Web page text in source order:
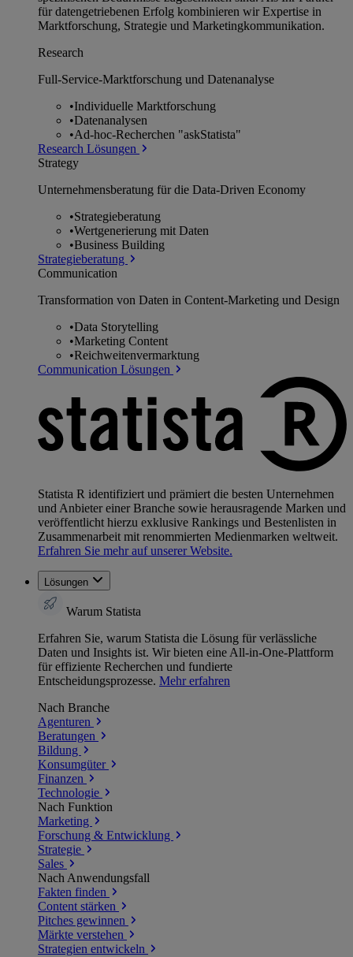
für datengetriebenen Erfolg kombinieren wir Expertise in
Marktforschung, Strategie und Marketingkommunikation.
Research
Full-Service-Marktforschung und Datenanalyse
•Individuelle Marktforschung
•Datenanalysen
•Ad-hoc-Recherchen "askStatista"
Research Lösungen
Strategy
Unternehmens­beratung für die Data-Driven Economy
•Strategieberatung
•Wertgenerierung mit Daten
•Business Building
Strategieberatung
Communication
Transformation von Daten in Content-Marketing und Design
•Data Storytelling
•Marketing Content
•Reichweitenvermarktung
Communication Lösungen
Statista R identifiziert und prämiert die besten Unternehmen
und Anbieter einer Branche sowie herausragende Marken und
veröffentlicht hierzu exklusive Rankings und Bestenlisten in
Zusammenarbeit mit renommierten Medienmarken weltweit.
Erfahren Sie mehr auf unserer Website.
Lösungen
Warum Statista
Erfahren Sie, warum Statista die Lösung für verlässliche
Daten und Insights ist. Wir bieten eine All-in-One-Plattform
für effiziente Recherchen und fundierte
Entscheidungsprozesse. Mehr erfahren
Nach Branche
Agenturen
Beratungen
Bildung
Konsumgüter
Finanzen
Technologie
Nach Funktion
Marketing
Forschung & Entwicklung
Strategie
Sales
Nach Anwendungsfall
Fakten finden
Content stärken
Pitches gewinnen
Märkte verstehen
Strategien entwickeln